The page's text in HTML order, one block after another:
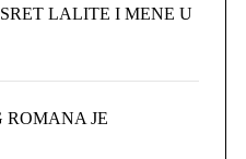
LALITE I MENE U
JE